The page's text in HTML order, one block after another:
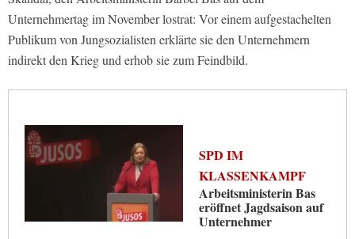
Unternehmertag im November lostrat: Vor einem aufgestachelten
Publikum von Jungsozialisten erklärte sie den Unternehmern
indirekt den Krieg und erhob sie zum Feindbild.
SPD IM
KLASSENKAMPF
Arbeitsministerin Bas
eröffnet Jagdsaison auf
Unternehmer